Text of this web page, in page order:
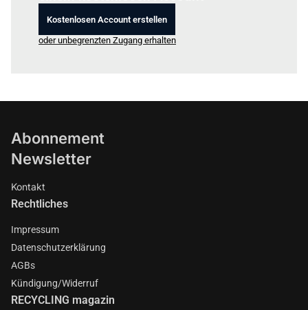
Kostenlosen Account erstellen
oder unbegrenzten Zugang erhalten
Abonnement
Newsletter
Kontakt
Rechtliches
Impressum
Datenschutzerklärung
AGBs
Kündigung/Widerruf
RECYCLING magazin